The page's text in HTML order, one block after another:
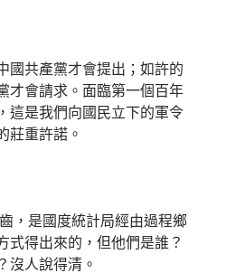
國共產黨才會提出；如許的
才會請求。面臨第一個百年
這是我們向國民立下的軍令
莊重許諾。
，是國度統計局經由過程鄉
式得出來的，但他們是誰？
沒人說得清。